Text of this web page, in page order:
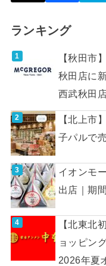
ランキング
【秋田市
秋田店に
西武秋田
【北上市
子パルで
イオンモ
出店｜期
【北東北
ョッピン
2026年夏